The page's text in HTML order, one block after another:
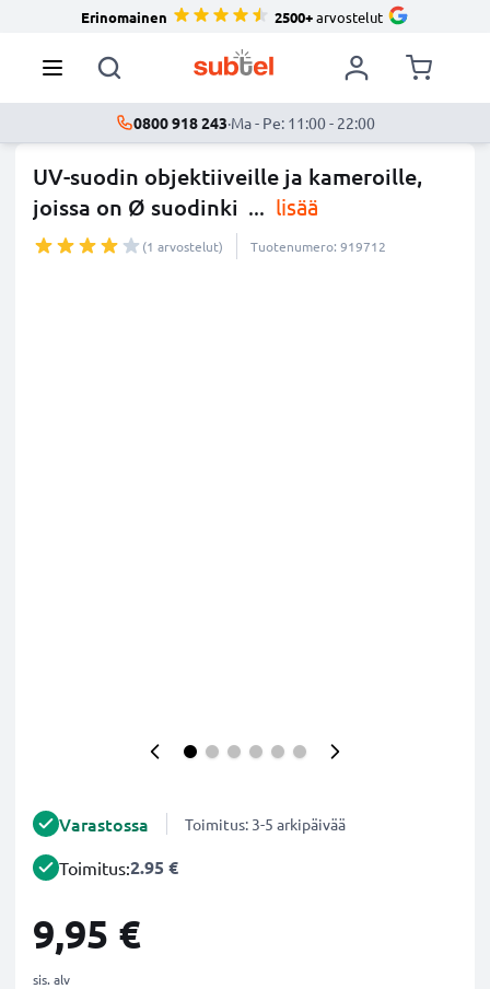
Erinomainen 2500+arvostelut
0800 918 243·Ma - Pe: 11:00 - 22:00
UV-suodin objektiiveille ja kameroille,
joissa on Ø suodinki ... lisää
(1 arvostelut) Tuotenumero: 919712
Varastossa Toimitus: 3-5 arkipäivää
Toimitus:2.95 €
9,95 €
sis. alv